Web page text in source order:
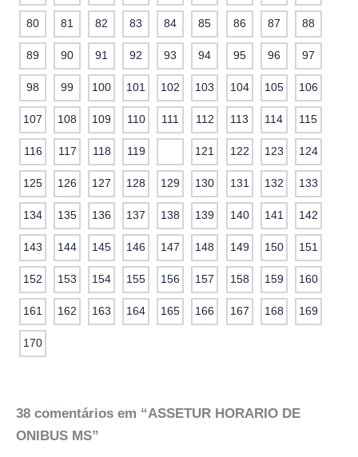
80 81 82 83 84 85 86 87 88
89 90 91 92 93 94 95 96 97
98 99 100 101 102 103 104 105 106
107 108 109 110 111 112 113 114 115
116 117 118 119 121 122 123 124
125 126 127 128 129 130 131 132 133
134 135 136 137 138 139 140 141 142
143 144 145 146 147 148 149 150 151
152 153 154 155 156 157 158 159 160
161 162 163 164 165 166 167 168 169
170
38 comentários em “ASSETUR HORARIO DE
ONIBUS MS”